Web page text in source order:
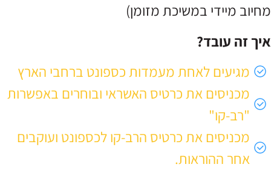
מחיוב מיידי במשיכת מזומן)
איך זה עובד?
מגיעים לאחת מעמדות כספונט ברחבי הארץ
מכניסים את כרטיס האשראי ובוחרים באפשרות
"רב-קו"
מכניסים את כרטיס הרב-קו לכספונט ועוקבים
אחר ההוראות.